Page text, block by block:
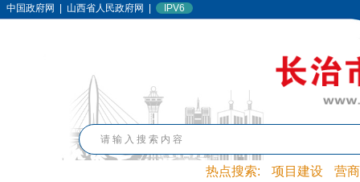
中国政府网 山西省人民政府网 IPV6
热点搜索: 项目建设 营